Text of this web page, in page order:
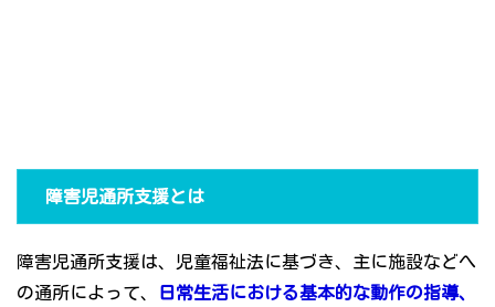
障害児通所支援とは
障害児通所支援は、児童福祉法に基づき、主に施設などへ
の通所によって、
日常生活における基本的な動作の指導、